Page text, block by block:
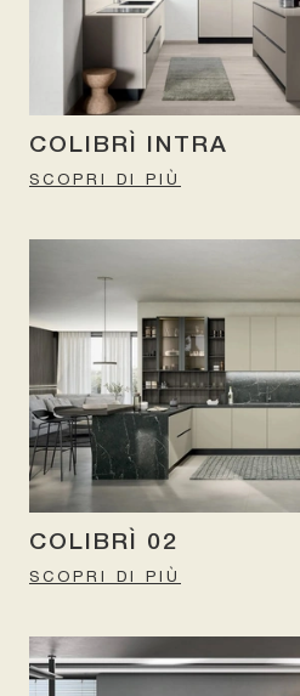
COLIBRÌ INTRA
SCOPRI DI PIÙ
COLIBRÌ 02
SCOPRI DI PIÙ